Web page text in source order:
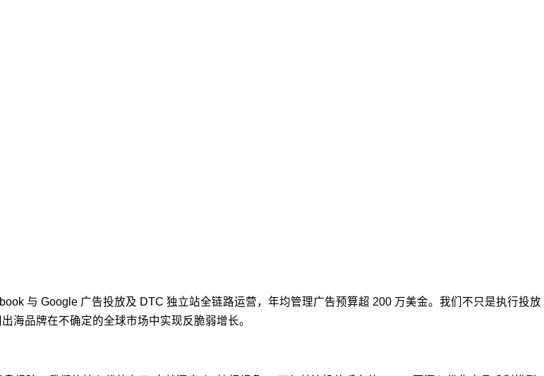
与 Google 广告投放及 DTC 独立站全链路运营，年均管理广告预算超 200 万美金。我们不只是执行投放
海品牌在不确定的全球市场中实现反脆弱增长。